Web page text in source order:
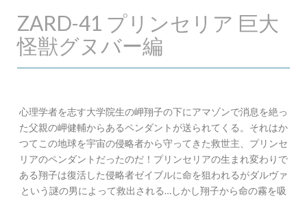
ZARD-41 プリンセリア 巨大
怪獣グヌバー編
心理学者を志す大学院生の岬翔子の下にアマゾンで消息を絶っ
た父親の岬健輔からあるペンダントが送られてくる。それはか
つてこの地球を宇宙の侵略者から守ってきた救世主、プリンセ
リアのペンダントだったのだ！プリンセリアの生まれ変わりで
ある翔子は復活した侵略者ゼイブルに命を狙われるがダルヴァ
という謎の男によって救出される…しかし翔子から命の霧を吸